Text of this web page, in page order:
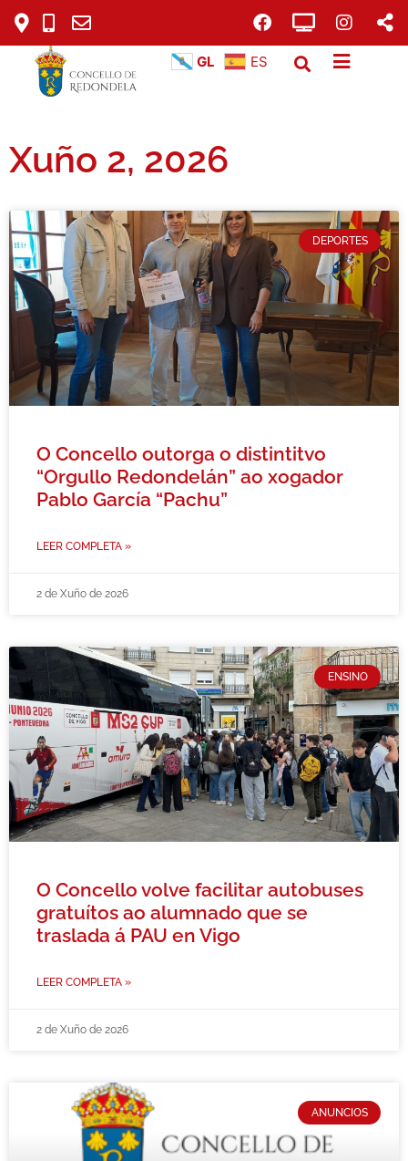
GL ES
Xuño 2, 2026
DEPORTES
O Concello outorga o distintitvo
“Orgullo Redondelán” ao xogador
Pablo García “Pachu”
LEER COMPLETA »
2 de Xuño de 2026
ENSINO
O Concello volve facilitar autobuses
gratuítos ao alumnado que se
traslada á PAU en Vigo
LEER COMPLETA »
2 de Xuño de 2026
ANUNCIOS